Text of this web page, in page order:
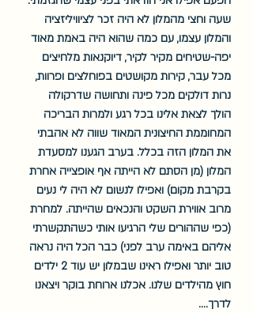
שעה וחצי מהמלון לא היה זכר לציוויליזציה
והמלון עצמו, עם כמה שהוא היה באמת מאוד
יפה-שטיחים מקיר לקיר, דיוקנאות מלחיצים
מכל עבר, קירות מקושטים בפוחלצים ופרוות,
נרות דולקים מכל פינה ותחושה שדרקולה
הולך לצאת אלינו בכל רגע ולמרות הבריכה
המחוממת החיצונית המאוד שווה לא אהבתי
את המלון הזה בכלל. בערב הגענו למסעדת
המלון (מן הסתם לא הייתה אף אופצייה אחרת
בקרבת מקום) ואפילו לנשום לא היה לי נעים
מרוב אווירת השקט והנכאים שהייתה. למחרת
(כפי שההורים שלי הרגיעו אותי כשהתקשרתי
אליהם באימה ערב לפני) כבר הכל היה נראה
טוב יותר ואפילו ראינו שבמלון יש עוד 2 ילדים
חוץ מהילדים שלנו. אכלנו ארוחת בוקר ויצאנו
לדרך....